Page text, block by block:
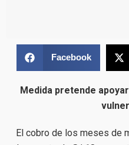
Facebook
Medida pretende
El cobro de los meses de